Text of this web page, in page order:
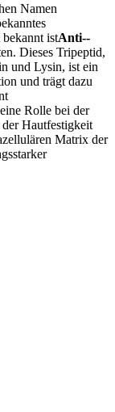
Namen
bekannt istAnti--
Dieses Tripeptid,
und Lysin, ist ein
und trägt dazu
Rolle bei der
Hautfestigkeit
Matrix der